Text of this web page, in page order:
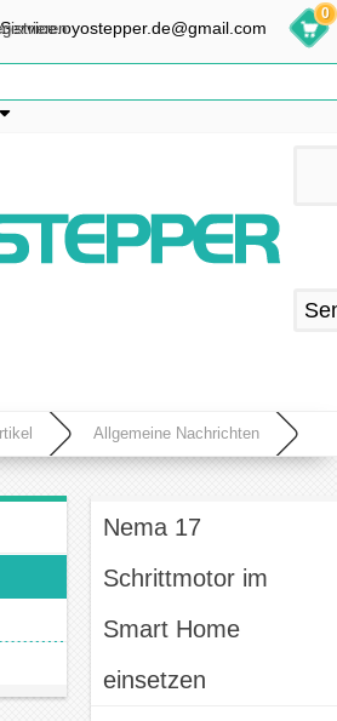
0
Allgemeine Nachrichten
Nema 17
Schrittmotor im
Smart Home
einsetzen